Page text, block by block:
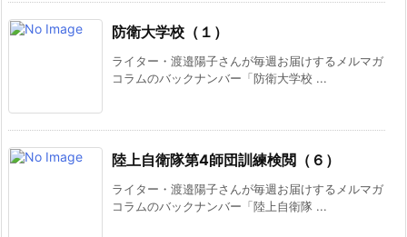
防衛大学校（１）
ライター・渡邉陽子さんが毎週お届けするメルマガ
コラムのバックナンバー「防衛大学校 ...
陸上自衛隊第4師団訓練検閲（６）
ライター・渡邉陽子さんが毎週お届けするメルマガ
コラムのバックナンバー「陸上自衛隊 ...